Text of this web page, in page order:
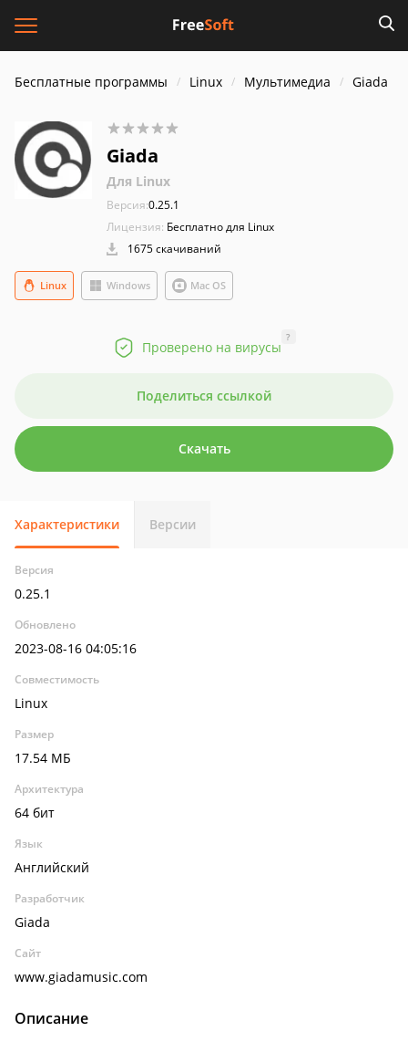
Бесплатные программы Linux Мультимедиа Giada
Giada
Для Linux
Версия:0.25.1
Лицензия: Бесплатно для Linux
1675 скачиваний
Windows Mac OS
Linux
Проверено на вирусы
?
Поделиться ссылкой
Скачать
Характеристики Версии
Версия
0.25.1
Обновлено
2023-08-16 04:05:16
Совместимость
Linux
Размер
17.54 МБ
Архитектура
64 бит
Язык
Английский
Разработчик
Giada
Сайт
www.giadamusic.com
Описание